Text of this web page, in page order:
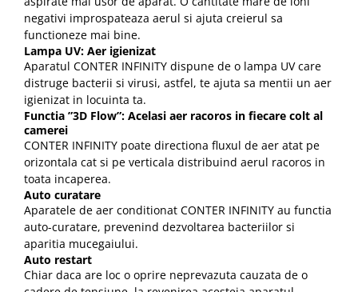
negativi improspateaza aerul si ajuta creierul sa
functioneze mai bine.
Lampa UV: Aer igienizat
Aparatul CONTER INFINITY dispune de o lampa UV care
distruge bacterii si virusi, astfel, te ajuta sa mentii un aer
igienizat in locuinta ta.
Functia ”3D Flow”: Acelasi aer racoros in fiecare colt al
camerei
CONTER INFINITY poate directiona fluxul de aer atat pe
orizontala cat si pe verticala distribuind aerul racoros in
toata incaperea.
Auto curatare
Aparatele de aer conditionat CONTER INFINITY au functia
auto-curatare, prevenind dezvoltarea bacteriilor si
aparitia mucegaiului.
Auto restart
Chiar daca are loc o oprire neprevazuta cauzata de o